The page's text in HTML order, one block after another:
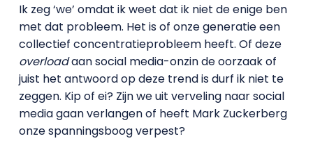
Ik zeg ‘we’ omdat ik weet dat ik niet de enige ben
met dat probleem. Het is of onze generatie een
collectief concentratieprobleem heeft. Of deze
overloadaan social media-onzin de oorzaak of
juist het antwoord op deze trend is durf ik niet te
zeggen. Kip of ei? Zijn we uit verveling naar social
media gaan verlangen of heeft Mark Zuckerberg
onze spanningsboog verpest?